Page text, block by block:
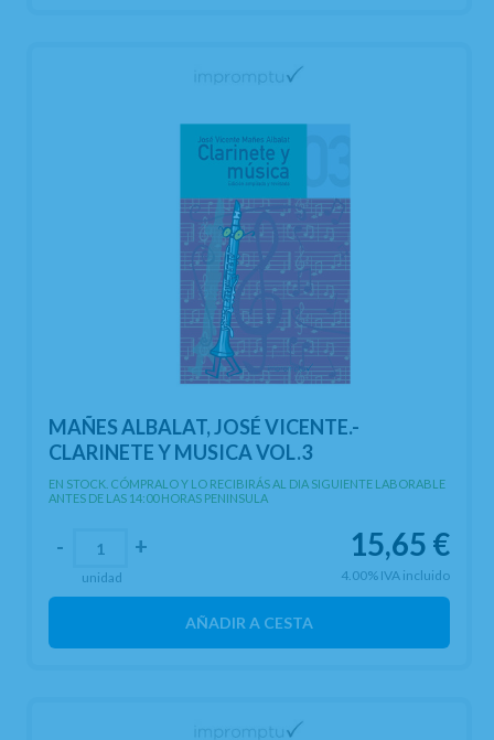
MAÑES ALBALAT, JOSÉ VICENTE.-
CLARINETE Y MUSICA VOL.3
EN STOCK. CÓMPRALO Y LO RECIBIRÁS AL DIA SIGUIENTE LABORABLE
ANTES DE LAS 14:00 HORAS PENINSULA
15,65 €
4.00% IVA incluido
- +
unidad
AÑADIR A CESTA